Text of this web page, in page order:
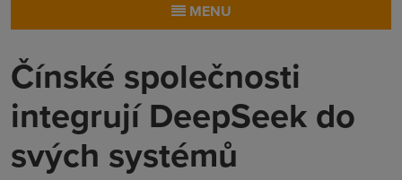
MENU
Čínské společnosti
integrují DeepSeek do
svých systémů